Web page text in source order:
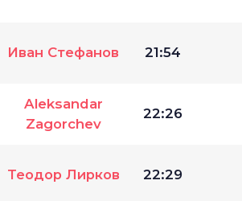
Иван Стефанов 21:54
Aleksandar
Zagorchev
22:26
Теодор Лирков 22:29